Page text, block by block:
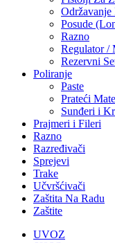
Održavanje
Posude
Razno
Regulator /
Rezervni
Poliranje
Paste
Prateći
Sunđeri i
Prajmeri i Fileri
Razno
Razređivači
Sprejevi
Trake
Učvršćivači
Zaštita Na Radu
Zaštite
UVOZ